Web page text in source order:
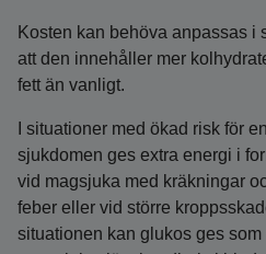
Kosten kan behöva anpassas i
att den innehåller mer
fett än vanligt.
I situationer med ökad risk för
sjukdomen ges extra energi i
vid magsjuka med kräkningar
feber eller vid större
situationen kan glukos ges